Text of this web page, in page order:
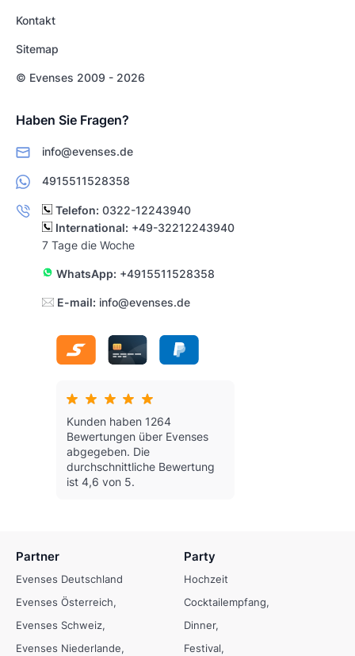
Kontakt
Sitemap
© Evenses 2009 - 2026
Haben Sie Fragen?
info@evenses.de
4915511528358
Telefon: 0322-12243940
International: +49-32212243940
7 Tage die Woche
WhatsApp: +4915511528358
E-mail: info@evenses.de
Kunden haben 1264
Bewertungen über Evenses
abgegeben. Die
durchschnittliche Bewertung
ist 4,6 von 5.
Partner
Evenses Deutschland
Evenses Österreich
Evenses Schweiz
Evenses Niederlande
Party
Hochzeit
Cocktailempfang
Dinner
Festival